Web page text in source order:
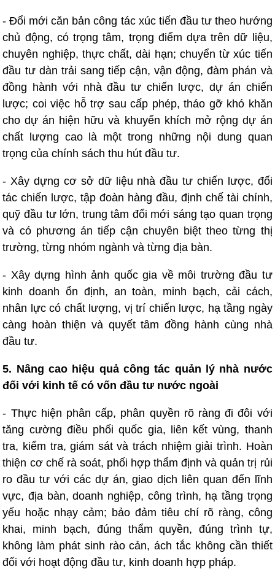
- Đổi mới căn bản công tác xúc tiến đầu tư theo hướng
chủ động, có trọng tâm, trọng điểm dựa trên dữ liệu,
chuyên nghiệp, thực chất, dài hạn; chuyển từ xúc tiến
đầu tư dàn trải sang tiếp cận, vận động, đàm phán và
đồng hành với nhà đầu tư chiến lược, dự án chiến
lược; coi việc hỗ trợ sau cấp phép, tháo gỡ khó khăn
cho dự án hiện hữu và khuyến khích mở rộng dự án
chất lượng cao là một trong những nội dung quan
trọng của chính sách thu hút đầu tư.
- Xây dựng cơ sở dữ liệu nhà đầu tư chiến lược, đối
tác chiến lược, tập đoàn hàng đầu, định chế tài chính,
quỹ đầu tư lớn, trung tâm đổi mới sáng tạo quan trọng
và có phương án tiếp cận chuyên biệt theo từng thị
trường, từng nhóm ngành và từng địa bàn.
- Xây dựng hình ảnh quốc gia về môi trường đầu tư
kinh doanh ổn định, an toàn, minh bạch, cải cách,
nhân lực có chất lượng, vị trí chiến lược, hạ tầng ngày
càng hoàn thiện và quyết tâm đồng hành cùng nhà
đầu tư.
5. Nâng cao hiệu quả công tác quản lý nhà nước
đối với kinh tế có vốn đầu tư nước ngoài
- Thực hiện phân cấp, phân quyền rõ ràng đi đôi với
tăng cường điều phối quốc gia, liên kết vùng, thanh
tra, kiểm tra, giám sát và trách nhiệm giải trình. Hoàn
thiện cơ chế rà soát, phối hợp thẩm định và quản trị rủi
ro đầu tư với các dự án, giao dịch liên quan đến lĩnh
vực, địa bàn, doanh nghiệp, công trình, hạ tầng trọng
yếu hoặc nhạy cảm; bảo đảm tiêu chí rõ ràng, công
khai, minh bạch, đúng thẩm quyền, đúng trình tự,
không làm phát sinh rào cản, ách tắc không cần thiết
đối với hoạt động đầu tư, kinh doanh hợp pháp.